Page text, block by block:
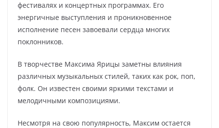
фестивалях и концертных программах. Его
энергичные выступления и проникновенное
исполнение песен завоевали сердца многих
поклонников.
В творчестве Максима Ярицы заметны влияния
различных музыкальных стилей, таких как рок, поп,
фолк. Он известен своими яркими текстами и
мелодичными композициями.
Несмотря на свою популярность, Максим остается